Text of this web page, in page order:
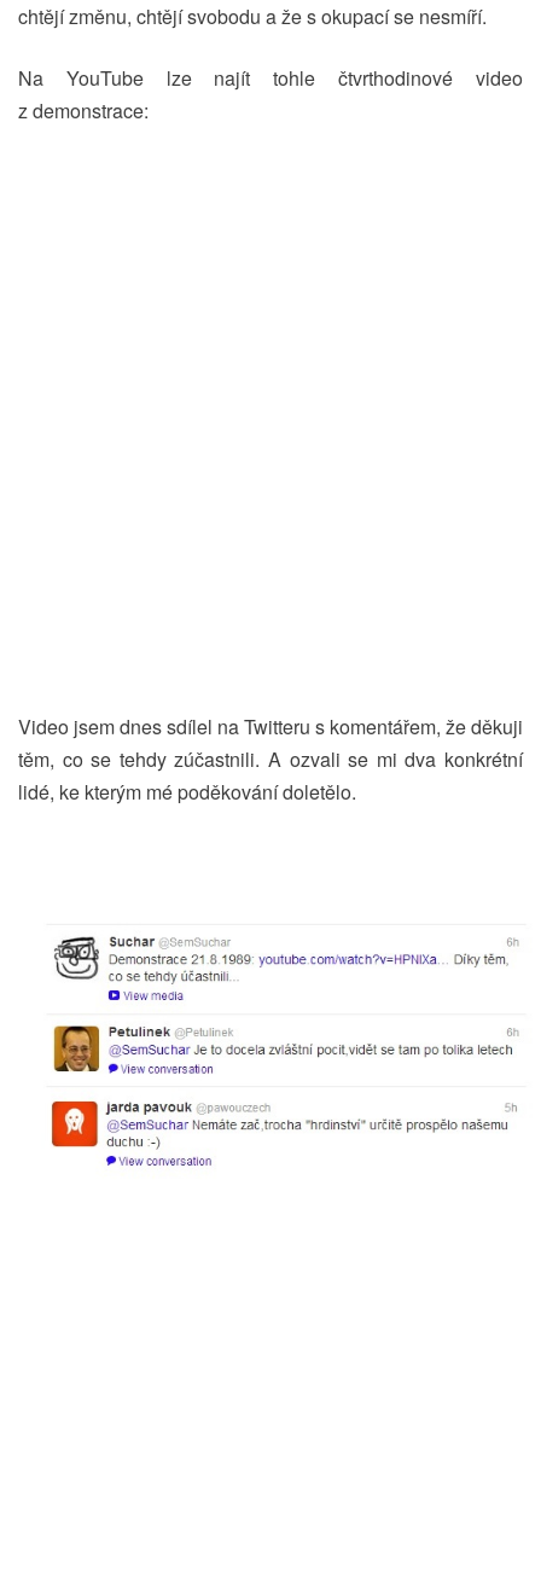
chtějí změnu, chtějí svobodu a že s okupací se nesmíří.
Na YouTube lze najít tohle čtvrthodinové video
z demonstrace:
Video jsem dnes sdílel na Twitteru s komentářem, že děkuji
těm, co se tehdy zúčastnili. A ozvali se mi dva konkrétní
lidé, ke kterým mé poděkování doletělo.